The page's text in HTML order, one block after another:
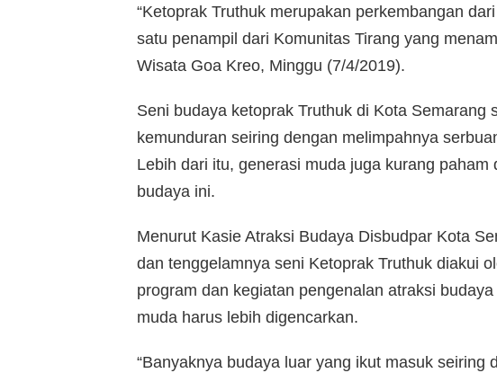
“Ketoprak Truthuk merupakan perkembangan
satu penampil dari Komunitas Tirang yang
Wisata Goa Kreo, Minggu (7/4/2019).
Seni budaya ketoprak Truthuk di Kota Semarang
kemunduran seiring dengan melimpahnya
Lebih dari itu, generasi muda juga kurang paham
budaya ini.
Menurut Kasie Atraksi Budaya Disbudpar Kota
dan tenggelamnya seni Ketoprak Truthuk diakui
program dan kegiatan pengenalan atraksi
muda harus lebih digencarkan.
“Banyaknya budaya luar yang ikut masuk seiring